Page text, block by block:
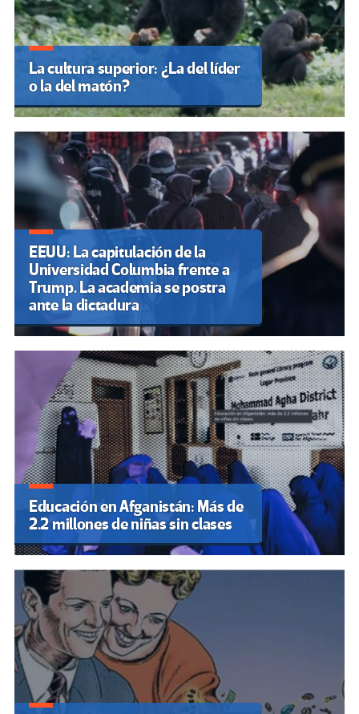
La cultura superior: ¿La del líder
o la del matón?
EEUU: La capitulación de la
Universidad Columbia frente a
Trump. La academia se postra
ante la dictadura
Educación en Afganistán: Más de
2.2 millones de niñas sin clases